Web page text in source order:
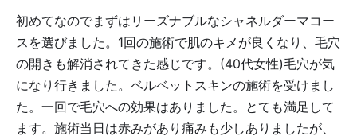
初めてなのでまずはリーズナブルなシャネルダーマコー
スを選びました。1回の施術で肌のキメが良くなり、毛穴
の開きも解消されてきた感じです。(40代女性)毛穴が気
になり行きました。ベルベットスキンの施術を受けまし
た。一回で毛穴への効果はありました。とても満足して
ます。施術当日は赤みがあり痛みも少しありましたが、